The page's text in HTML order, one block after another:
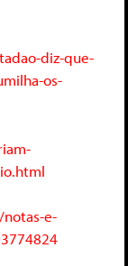
diz-que-
os-
e-